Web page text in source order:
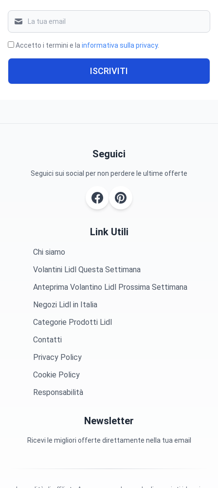
Accetto i termini e la informativa sulla privacy.
ISCRIVITI
Seguici
Seguici sui social per non perdere le ultime offerte
Link Utili
Chi siamo
Volantini Lidl Questa Settimana
Anteprima Volantino Lidl Prossima Settimana
Negozi Lidl in Italia
Categorie Prodotti Lidl
Contatti
Privacy Policy
Cookie Policy
Responsabilità
Newsletter
Ricevi le migliori offerte direttamente nella tua email